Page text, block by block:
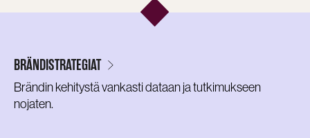
BRÄNDISTRATEGIAT
Brändin kehitystä vankasti dataan ja tutkimukseen
nojaten.